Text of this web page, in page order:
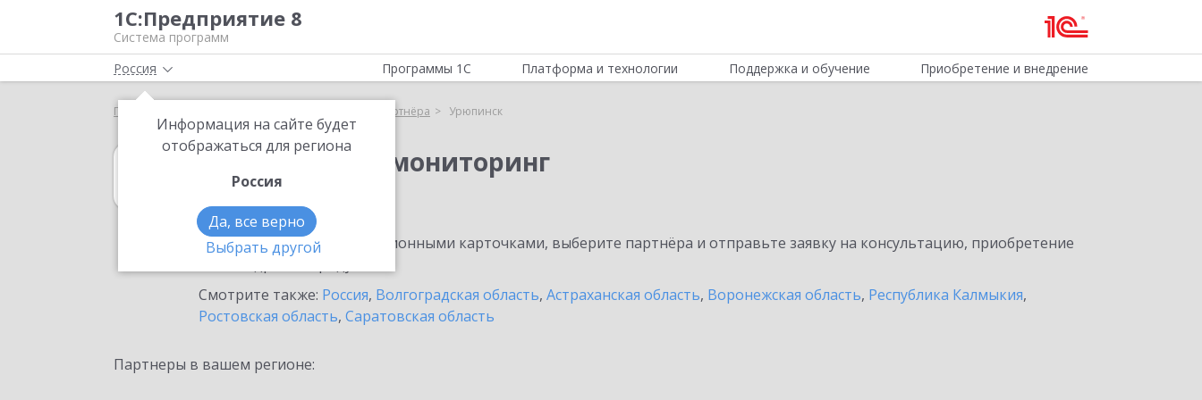
1С:Предприятие 8
Система программ
Россия
Информация на сайте будет
отображаться для региона
Россия
Да, все верно
Выбрать другой
Программы 1С Платформа и технологии Поддержка и обучение Приобретение и внедрение
Главная Выбор партнёра Урюпинск
1С:Налоговый мониторинг
в Урюпинске
Ознакомьтесь с информационными карточками, выберите партнёра и отправьте заявку на консультацию, приобретение
Смотрите также: Россия, Волгоградская область, Астраханская область, Воронежская область, Республика Калмыкия,
Ростовская область, Саратовская область
Партнеры в вашем регионе: